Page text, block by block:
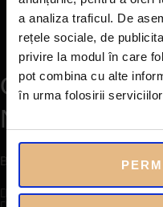
a analiza traficul. De
rețele sociale, de
privire la modul în care
pot combina cu alte
în urma folosirii
minimizeze riscul de
asigura că fiecare
OPINIILE
NOSTRI
Bazat pe 250+ review-uri